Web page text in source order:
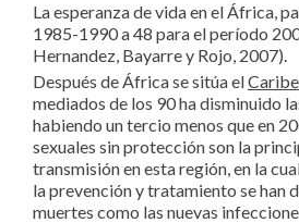
La esperanza de vida en el África,
1985-1990 a 48 para el período
Hernandez, Bayarre y Rojo, 2007).
Después de África se sitúa elCaribe
mediados de los 90 ha disminuido
habiendo un tercio menos que en
sexuales sin protección son la
transmisión en esta región, en la
la prevención y tratamiento se han
muertes como las nuevas